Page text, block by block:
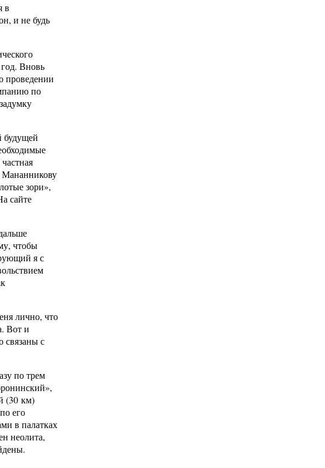
в
и не будь
Вновь
проведении
по
Мананникову
зори»,
сайте
чтобы
я с
лично, что
Вот и
связаны с
по трем
(30 км)
его
в палатках
неолита,